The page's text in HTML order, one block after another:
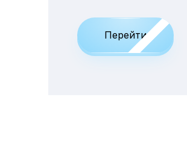
Перейти